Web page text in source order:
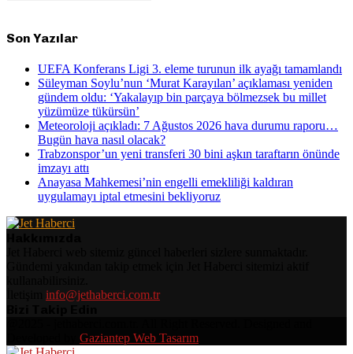
for:
Son Yazılar
UEFA Konferans Ligi 3. eleme turunun ilk ayağı tamamlandı
Süleyman Soylu’nun ‘Murat Karayılan’ açıklaması yeniden
gündem oldu: ‘Yakalayıp bin parçaya bölmezsek bu millet
yüzümüze tükürsün’
Meteoroloji açıkladı: 7 Ağustos 2026 hava durumu raporu…
Bugün hava nasıl olacak?
Trabzonspor’un yeni transferi 30 bini aşkın taraftarın önünde
imzayı attı
Anayasa Mahkemesi’nin engelli emekliliği kaldıran
uygulamayı iptal etmesini bekliyoruz
info@jethaberci.com.tr
Gaziantep Web Tasarım